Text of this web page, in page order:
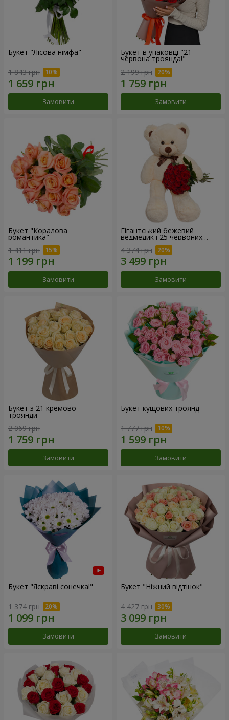
Букет "Лісова німфа"
1 843 грн
Замовити
Букет в упаковці "21
червона троянда!"
2 199 грн
Замовити
Букет "Коралова
романтика"
1 411 грн
Замовити
Гігантський бежевий
ведмедик і 25 червоних
троянд
4 374 грн
Замовити
Букет з 21 кремової
троянди
2 069 грн
Замовити
Букет кущових троянд
1 777 грн
Замовити
Букет "Яскраві сонечка!"
1 374 грн
Замовити
Букет "Ніжний відтінок"
4 427 грн
Замовити